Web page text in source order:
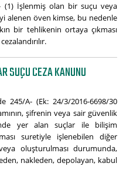
(1) İşlenmiş olan bir suçu veya
alenen öven kimse, bu nedenle
bir tehlikenin ortaya çıkması
SUÇU CEZA KANUNU
245/A- (Ek: 24/3/2016-6698/30
şifrenin veya sair güvenlik
yer alan suçlar ile bilişim
suretiyle işlenebilen diğer
oluşturulması durumunda,
nakleden, depolayan, kabul